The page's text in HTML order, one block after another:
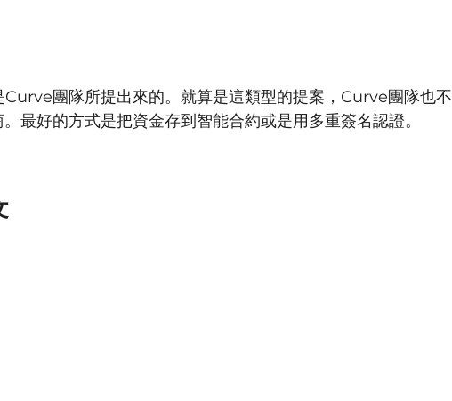
團隊所提出來的。就算是這類型的提案，Curve團隊也不
最好的方式是把資金存到智能合約或是用多重簽名認證。